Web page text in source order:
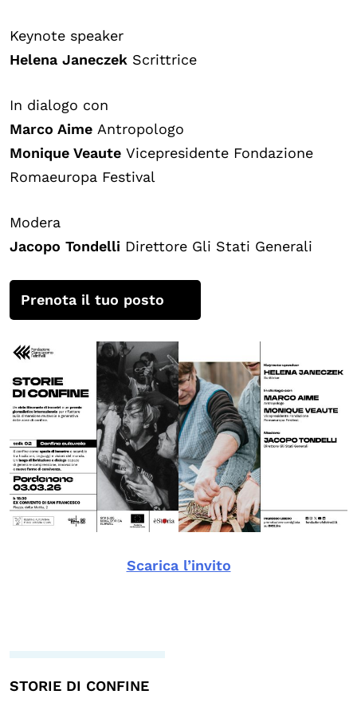
Keynote speaker
Helena Janeczek Scrittrice
In dialogo con
Marco Aime Antropologo
Monique Veaute Vicepresidente Fondazione
Romaeuropa Festival
Modera
Jacopo Tondelli Direttore Gli Stati Generali
Prenota il tuo posto
Scarica l’invito
STORIE DI CONFINE